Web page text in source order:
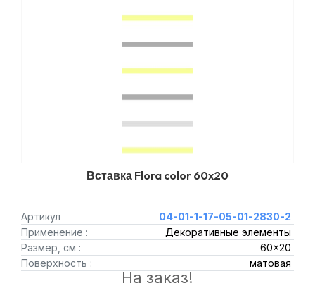
Вставка Flora color 60x20
Артикул
04-01-1-17-05-01-2830-2
Применение :
Декоративные элементы
Размер, см :
60x20
Поверхность :
матовая
На заказ!